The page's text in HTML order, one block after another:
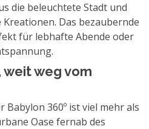
die beleuchtete Stadt und
Das bezaubernde
für lebhafte Abende oder
weit weg vom
Babylon 360º ist viel mehr als
Oase fernab des